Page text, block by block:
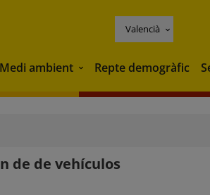
Valencià
Medi ambient Medi ambient
Repte demogràfic
de de vehículos